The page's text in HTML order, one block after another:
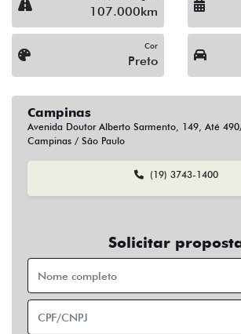
Solicitar proposta
Alguma dúvida ou sugestão? Escreva aqui.
Financiamento?